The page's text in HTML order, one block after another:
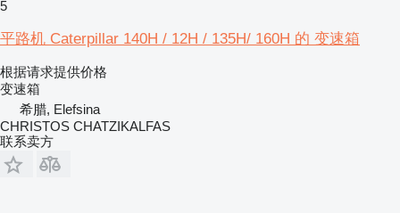
5
平路机 Caterpillar 140H / 12H / 135H/ 160H 的 变速箱
根据请求提供价格
变速箱
希腊, Elefsina
CHRISTOS CHATZIKALFAS
联系卖方